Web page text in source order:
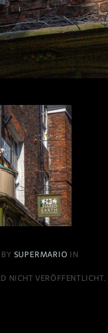
SUPERMARIO IN
NICHT VERÖFFENTLICHT.